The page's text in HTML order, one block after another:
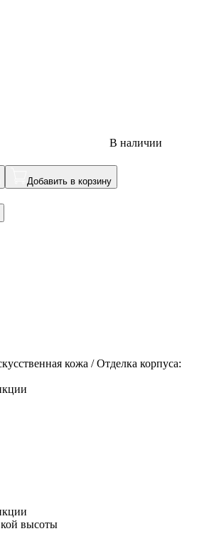
В наличии
Добавить в корзину
кожа / Отделка корпуса:
высоты